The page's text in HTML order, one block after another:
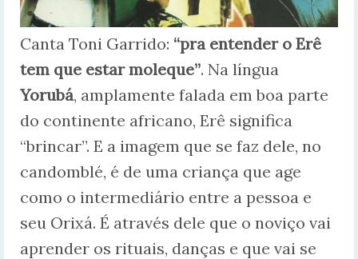
Canta Toni Garrido: “pra entender o Erê
tem que estar moleque”. Na língua
Yorubá, amplamente falada em boa parte
do continente africano, Erê significa
“brincar”. E a imagem que se faz dele, no
candomblé, é de uma criança que age
como o intermediário entre a pessoa e
seu Orixá. É através dele que o noviço vai
aprender os rituais, danças e que vai se